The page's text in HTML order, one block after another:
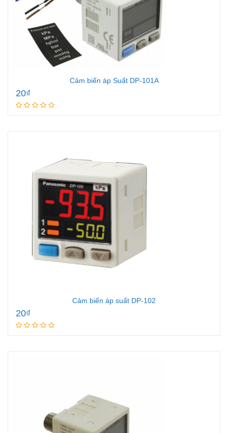
Cảm biến áp Suất DP-101A
20₫
Cảm biến áp suất DP-102
20₫